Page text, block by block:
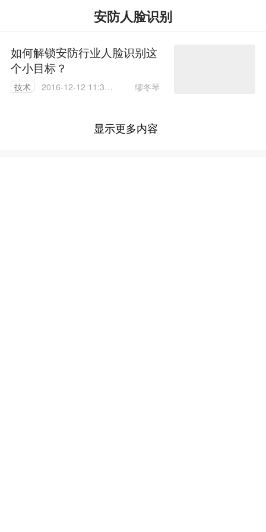
安防人脸识别
如何解锁安防行业人脸识别这
个小目标？
技术
2016-12-12 11:32:
缪冬琴
显示更多内容